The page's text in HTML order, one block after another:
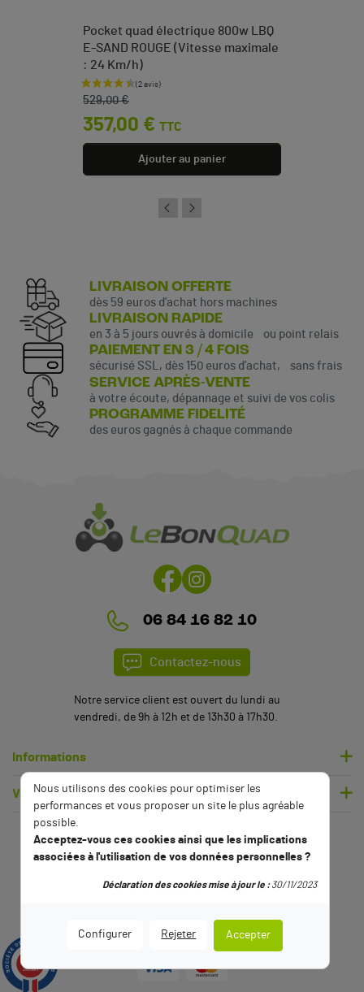
Pocket quad électrique 800w LBQ
E-SAND ROUGE (Vitesse maximale
: 24 Km/h)
Prix de base
529,00 €
Prix
357,00 € TTC
Ajouter au panier
LIVRAISON OFFERTE
dès 59 euros d’achat hors machines
LIVRAISON RAPIDE
en 3 à 5 jours ouvrés à domicile ou point relais
PAIEMENT EN 3 / 4 FOIS
sécurisé SSL, dès 150 euros d’achat, sans frais
SERVICE APRÈS-VENTE
à votre écoute, dépannage et suivi de vos colis
PROGRAMME FIDELITÉ
des euros gagnés à chaque commande
06 84 16 82 10
Contactez-nous
Notre service client est ouvert du lundi au
vendredi, de 9h à 12h et de 13h30 à 17h30.
Informations
Votre compte
Nous utilisons des cookies pour optimiser les
performances et vous proposer un site le plus agréable
possible.
Acceptez-vous ces cookies ainsi que les implications
associées à l'utilisation de vos données personnelles ?
Configurer Rejeter Accepter
Déclaration des cookies mise à jour le :30/11/2023
9.5
2789 avis